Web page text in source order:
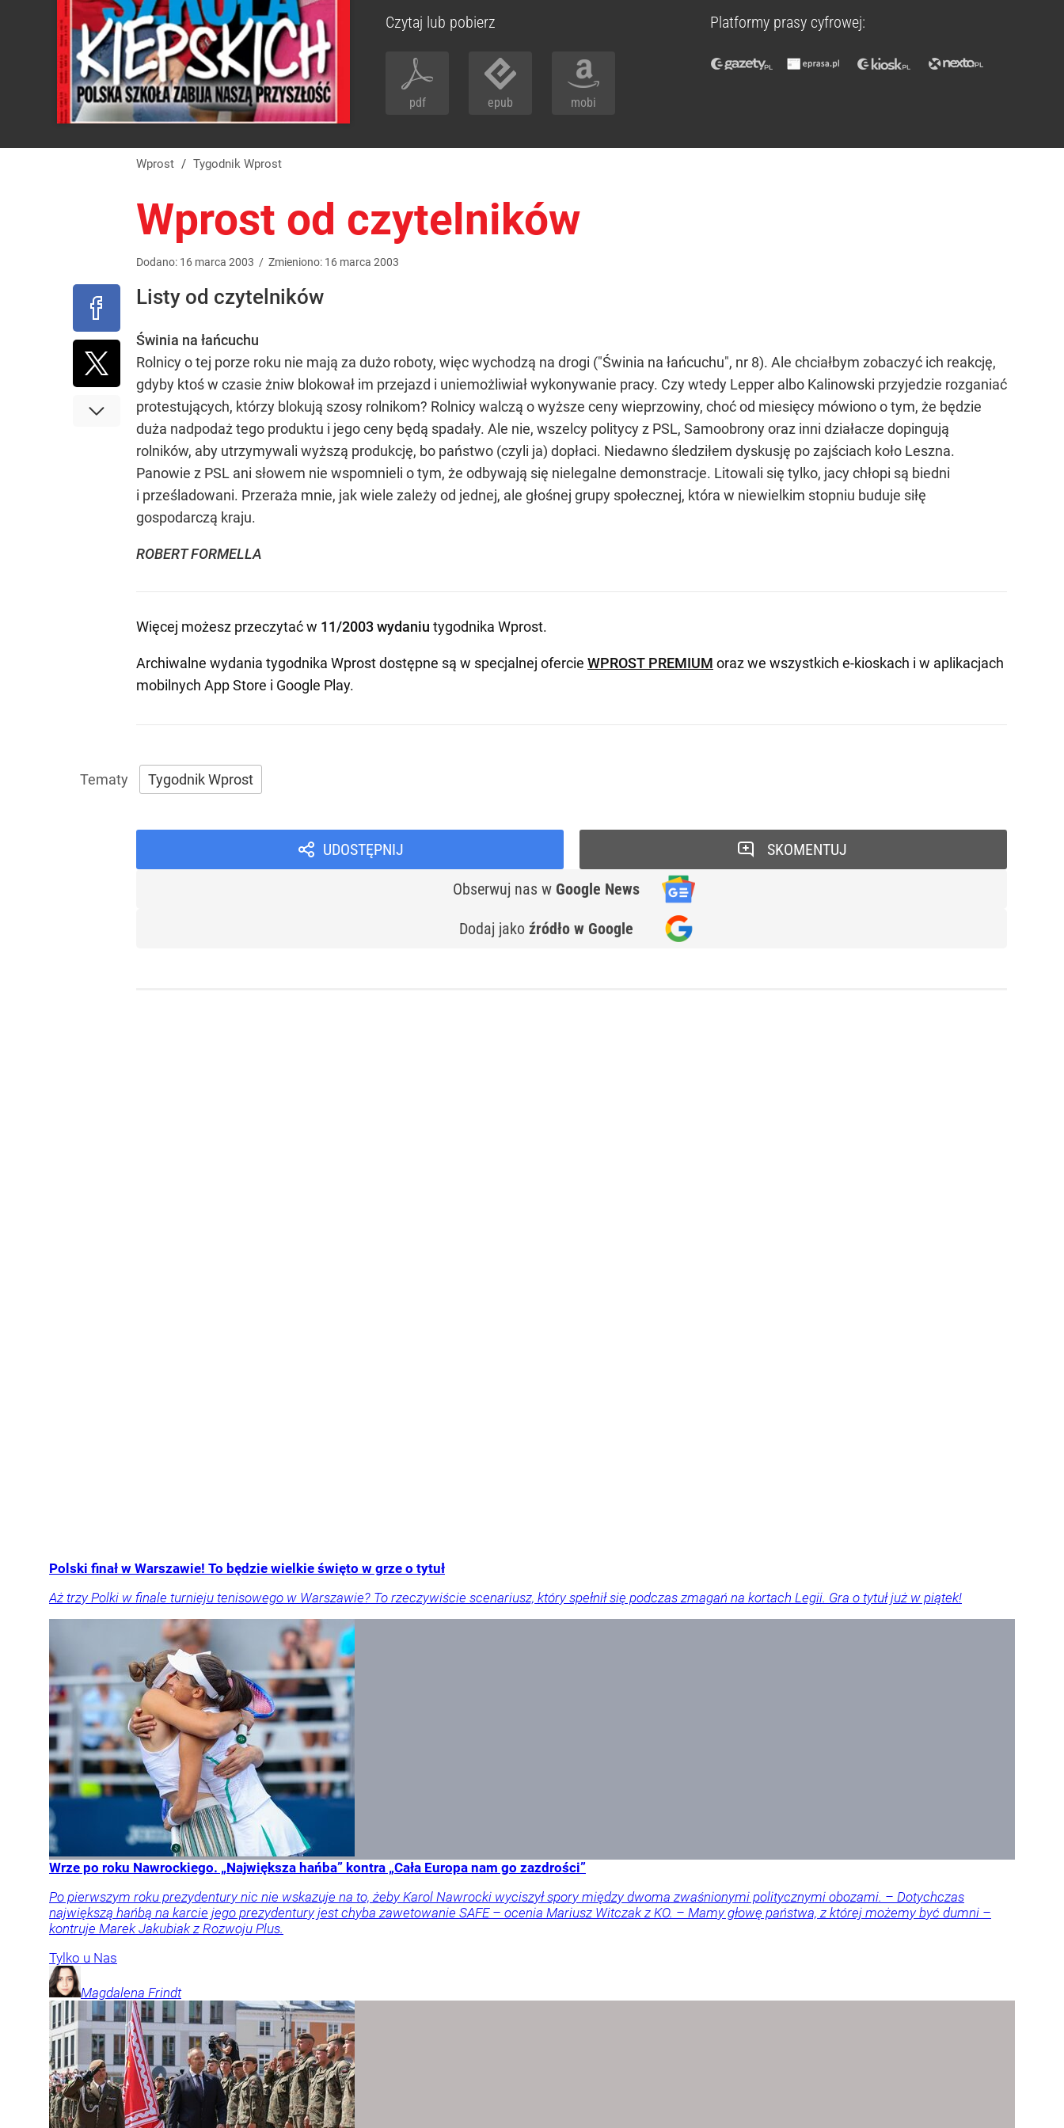
Czytaj lub pobierz
pdf epub mobi
Platformy prasy cyfrowej:
Wprost / Tygodnik Wprost
Wprost od czytelników
Dodano: 16 marca 2003 / Zmieniono: 16 marca 2003
Listy od czytelników
Świnia na łańcuchu
Rolnicy o tej porze roku nie mają za dużo roboty, więc wychodzą na drogi ("Świnia na łańcuchu", nr 8). Ale chciałbym zobaczyć ich reakcję,
gdyby ktoś w czasie żniw blokował im przejazd i uniemożliwiał wykonywanie pracy. Czy wtedy Lepper albo Kalinowski przyjedzie rozganiać
protestujących, którzy blokują szosy rolnikom? Rolnicy walczą o wyższe ceny wieprzowiny, choć od miesięcy mówiono o tym, że będzie
duża nadpodaż tego produktu i jego ceny będą spadały. Ale nie, wszelcy politycy z PSL, Samoobrony oraz inni działacze dopingują
rolników, aby utrzymywali wyższą produkcję, bo państwo (czyli ja) dopłaci. Niedawno śledziłem dyskusję po zajściach koło Leszna.
Panowie z PSL ani słowem nie wspomnieli o tym, że odbywają się nielegalne demonstracje. Litowali się tylko, jacy chłopi są biedni
i prześladowani. Przeraża mnie, jak wiele zależy od jednej, ale głośnej grupy społecznej, która w niewielkim stopniu buduje siłę
gospodarczą kraju.
ROBERT FORMELLA
Więcej możesz przeczytać w 11/2003 wydaniu tygodnika Wprost.
Archiwalne wydania tygodnika Wprost dostępne są w specjalnej ofercie WPROST PREMIUM oraz we wszystkich e-kioskach i w aplikacjach
mobilnych App Store i Google Play.
Tygodnik Wprost
UDOSTĘPNIJ
Obserwuj nas w Google News
Dodaj jako źródło w Google
SKOMENTUJ
Polski finał w Warszawie! To będzie wielkie święto w grze o tytuł
Aż trzy Polki w finale turnieju tenisowego w Warszawie? To rzeczywiście scenariusz, który spełnił się podczas zmagań na kortach Legii. Gra o tytuł już w piątek!
Wrze po roku Nawrockiego. „Największa hańba” kontra „Cała Europa nam go zazdrości”
Po pierwszym roku prezydentury nic nie wskazuje na to, żeby Karol Nawrocki wyciszył spory między dwoma zwaśnionymi politycznymi obozami. – Dotychczas
największą hańbą na karcie jego prezydentury jest chyba zawetowanie SAFE – ocenia Mariusz Witczak z KO. – Mamy głowę państwa, z której możemy być dumni –
kontruje Marek Jakubiak z Rozwoju Plus.
Tylko u Nas
Magdalena Frindt